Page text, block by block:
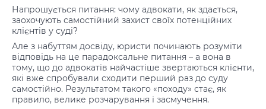
Напрошується питання: чому адвокати, як здається,
заохочують самостійний захист своїх потенційних
клієнтів у суді?
Але з набуттям досвіду, юристи починають розуміти
відповідь на це парадоксальне питання – а вона в
тому, що до адвокатів найчастіше звертаються клієнти,
які вже спробували сходити перший раз до суду
самостійно. Результатом такого «походу» стає, як
правило, велике розчарування і засмучення.